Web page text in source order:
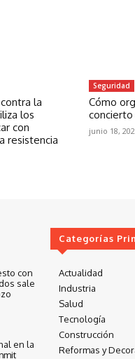
la
los
con
resistencia
Seguridad
Cómo
junio 18,
con
sale
en la
Categorías
Actualidad
Industria
Salud
Tecnología
Construcción
Reformas y